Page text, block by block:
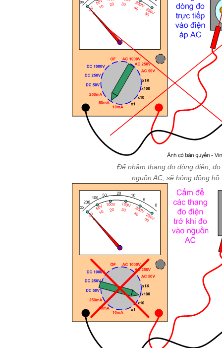
Để nhầm thang đo dòng điện, đo
nguồn AC, sẽ hỏng đồng hồ